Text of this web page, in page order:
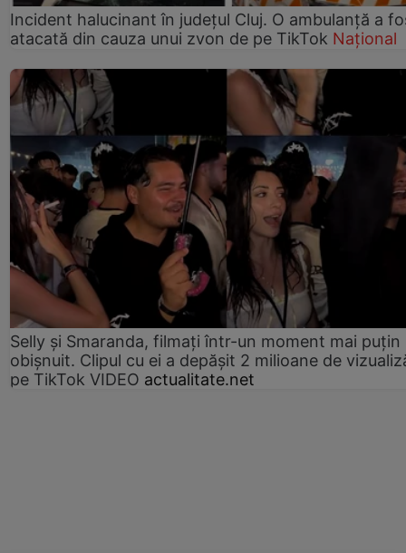
Incident halucinant în județul Cluj. O ambulanță a
atacată din cauza unui zvon de pe TikTok Național
Selly și Smaranda, filmați într-un moment mai puțin
obișnuit. Clipul cu ei a depășit 2 milioane de
pe TikTok VIDEO actualitate.net